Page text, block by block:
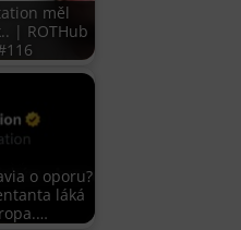
měl
| ROTHub
o oporu?
láká